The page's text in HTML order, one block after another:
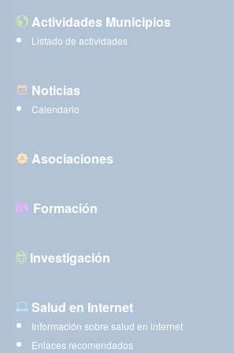
Actividades Municipios
Listado de actividades
Noticias
Calendario
Asociaciones
Formación
Investigación
Salud en Internet
Información sobre salud en internet
Enlaces recomendados